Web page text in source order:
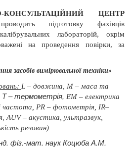
ЦЕНТР
проводить підготовку фахівців
калібрувальних лабораторій, окрім
на проведення повірки, за
засобів вимірювальної техніки»
L – довжина, М – маса та
Т –термометрія, ЕМ – електрика
частота, РR – фотометрія, ІR–
АUV – акустика, ультразвук,
речовин)
фіз.-мат. наук Коцюба А.М.